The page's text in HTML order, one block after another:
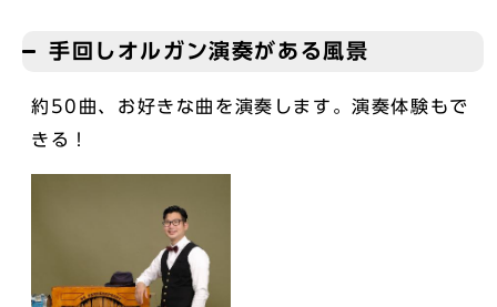
手回しオルガン演奏がある風景
約50曲、お好きな曲を演奏します。演奏体験もで
きる！